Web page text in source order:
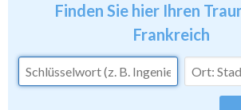
Finden Sie hier Ihren
Frankreich